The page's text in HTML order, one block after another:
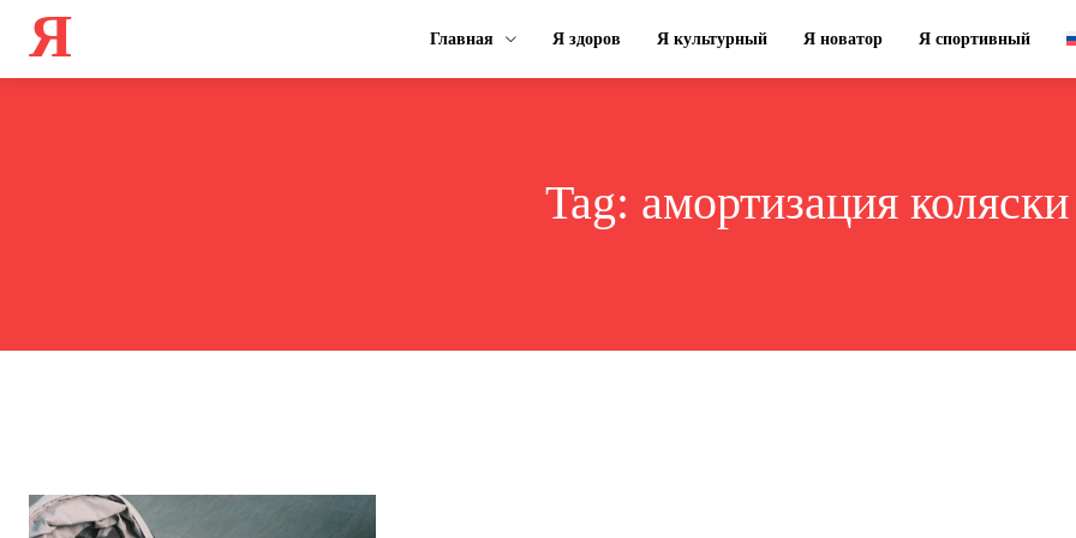
Я Главная Я здоров Я культурный Я новатор Я спортивный
Tag: амортизация коляски